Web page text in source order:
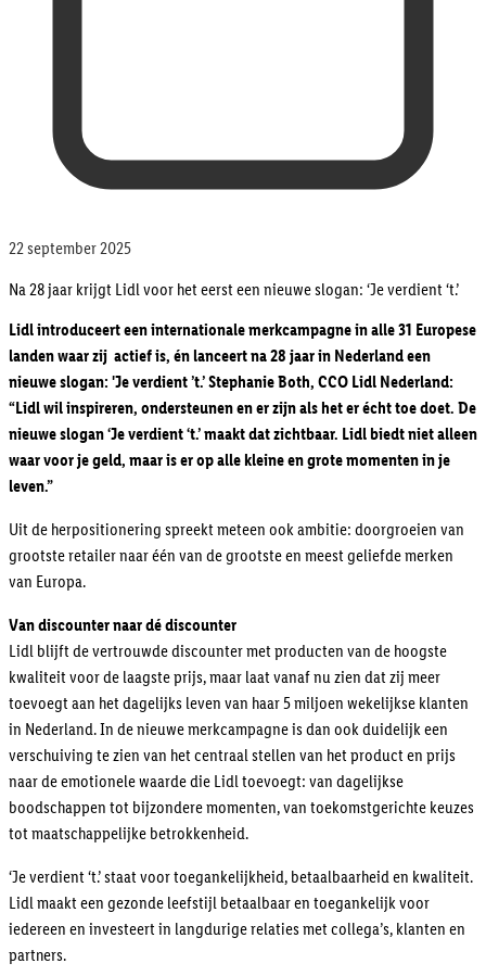
22 september 2025
Na 28 jaar krijgt Lidl voor het eerst een nieuwe slogan: ‘Je verdient ‘t.’
Lidl introduceert een internationale merkcampagne in alle 31 Europese
landen waar zij actief is, én lanceert na 28 jaar in Nederland een
nieuwe slogan: 'Je verdient ’t.’ Stephanie Both, CCO Lidl Nederland:
“Lidl wil inspireren, ondersteunen en er zijn als het er écht toe doet. De
nieuwe slogan ‘Je verdient ‘t.’ maakt dat zichtbaar. Lidl biedt niet alleen
waar voor je geld, maar is er op alle kleine en grote momenten in je
leven.”
Uit de herpositionering spreekt meteen ook ambitie: doorgroeien van
grootste retailer naar één van de grootste en meest geliefde merken
van Europa.
Van discounter naar dé discounter
Lidl blijft de vertrouwde discounter met producten van de hoogste
kwaliteit voor de laagste prijs, maar laat vanaf nu zien dat zij meer
toevoegt aan het dagelijks leven van haar 5 miljoen wekelijkse klanten
in Nederland. In de nieuwe merkcampagne is dan ook duidelijk een
verschuiving te zien van het centraal stellen van het product en prijs
naar de emotionele waarde die Lidl toevoegt: van dagelijkse
boodschappen tot bijzondere momenten, van toekomstgerichte keuzes
tot maatschappelijke betrokkenheid.
‘Je verdient ‘t.’ staat voor toegankelijkheid, betaalbaarheid en kwaliteit.
Lidl maakt een gezonde leefstijl betaalbaar en toegankelijk voor
iedereen en investeert in langdurige relaties met collega’s, klanten en
partners.